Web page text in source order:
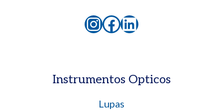
Instagram
Facebook
LinkedIn
Instrumentos Opticos
Lupas